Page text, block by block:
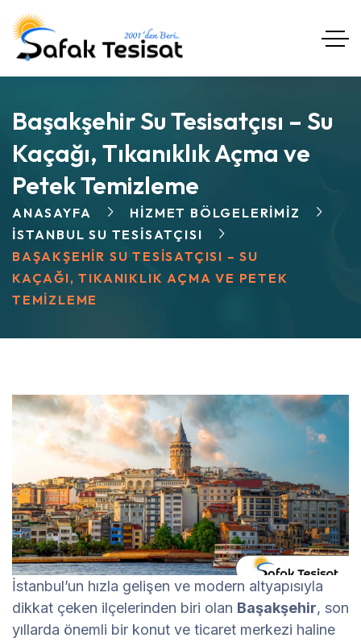
Başakşehir Su Tesisatçısı – Su
Kaçağı, Tıkanıklık Açma ve
Petek Temizleme
ANASAYFA
HIZMET BÖLGELERIMIZ
İSTANBUL SU TESISATÇISI
BAŞAKŞEHIR SU TESISATÇISI – SU
KAÇAĞI, TIKANIKLIK AÇMA VE PETEK
TEMIZLEME
İstanbul’un hızla gelişen ve modern altyapısıyla
dikkat çeken ilçelerinden biri olan Başakşehir, son
yıllarda önemli bir konut ve ticaret merkezi haline